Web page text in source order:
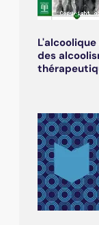
des